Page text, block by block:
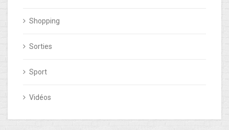
Shopping
Sorties
Sport
Vidéos